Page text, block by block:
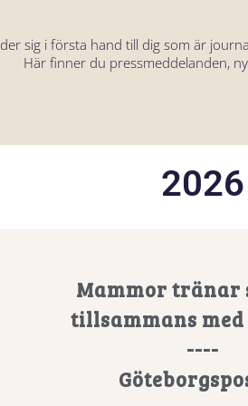
sig i första hand till dig som är
Här finner du pressmeddelanden,
2026
Mammor tränar
tillsammans
----